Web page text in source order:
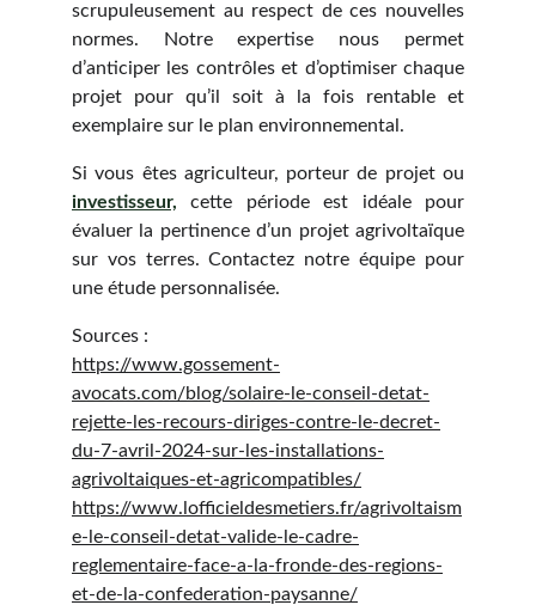
scrupuleusement au respect de ces nouvelles
normes. Notre expertise nous permet
d’anticiper les contrôles et d’optimiser chaque
projet pour qu’il soit à la fois rentable et
exemplaire sur le plan environnemental.
Si vous êtes agriculteur, porteur de projet ou
investisseur, cette période est idéale pour
évaluer la pertinence d’un projet agrivoltaïque
sur vos terres. Contactez notre équipe pour
une étude personnalisée.
Sources :
https://www.gossement-
avocats.com/blog/solaire-le-conseil-detat-
rejette-les-recours-diriges-contre-le-decret-
du-7-avril-2024-sur-les-installations-
agrivoltaiques-et-agricompatibles/
https://www.lofficieldesmetiers.fr/agrivoltaism
e-le-conseil-detat-valide-le-cadre-
reglementaire-face-a-la-fronde-des-regions-
et-de-la-confederation-paysanne/